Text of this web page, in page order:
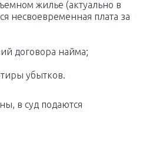
жилье (актуально в
несвоевременная плата за
договора найма;
убытков.
в суд подаются